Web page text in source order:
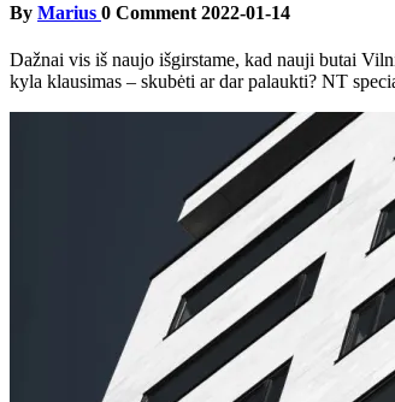
By Marius 0 Comment 2022-01-14
Dažnai vis iš naujo išgirstame, kad nauji butai
kyla klausimas – skubėti ar dar palaukti? NT